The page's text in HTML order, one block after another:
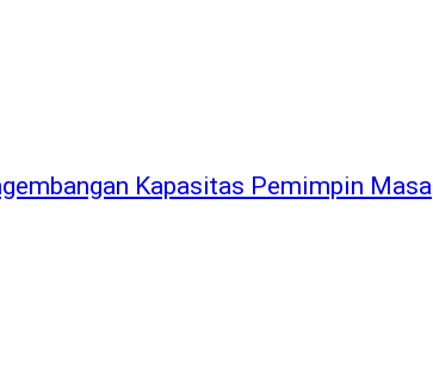
Kapasitas Pemimpin Masa